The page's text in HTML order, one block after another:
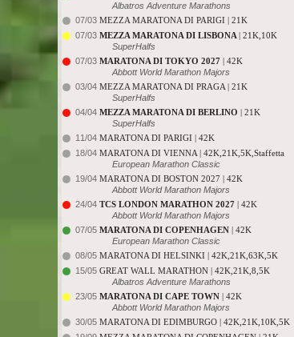
Albatros Adventure Marathons
07/03 MEZZA MARATONA DI PARIGI | 21K
07/03 MEZZA MARATONA DI LISBONA | 21K,10K
SuperHalfs
07/03 MARATONA DI TOKYO 2027 | 42K
Abbott World Marathon Majors
03/04 MEZZA MARATONA DI PRAGA | 21K
SuperHalfs
04/04 MEZZA MARATONA DI BERLINO | 21K
SuperHalfs
11/04 MARATONA DI PARIGI | 42K
18/04 MARATONA DI VIENNA | 42K,21K,5K,Staffetta
European Marathon Classic
19/04 MARATONA DI BOSTON 2027 | 42K
Abbott World Marathon Majors
24/04 TCS LONDON MARATHON 2027 | 42K
Abbott World Marathon Majors
07/05 MARATONA DI COPENHAGEN | 42K
European Marathon Classic
08/05 MARATONA DI HELSINKI | 42K,21K,63K,5K
15/05 GREAT WALL MARATHON | 42K,21K,8,5K
Albatros Adventure Marathons
23/05 MARATONA DI CAPE TOWN | 42K
Abbott World Marathon Majors
30/05 MARATONA DI EDIMBURGO | 42K,21K,10K,5K